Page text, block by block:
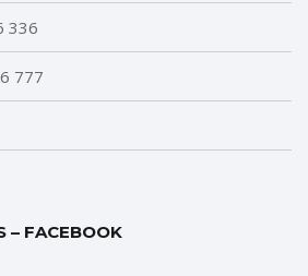
336
777
– FACEBOOK